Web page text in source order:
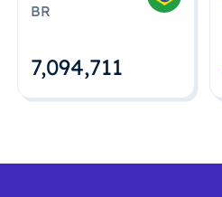
BR
7,094,712